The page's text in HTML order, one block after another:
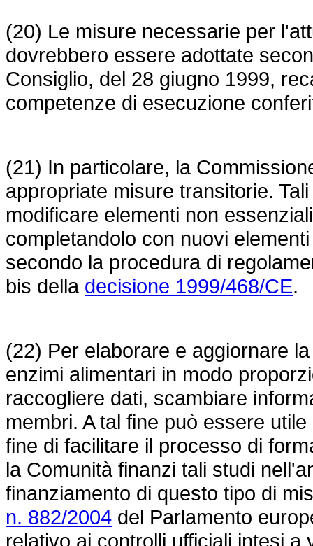
(20) Le misure necessarie per
dovrebbero essere adottate
Consiglio, del 28 giugno 1999,
competenze di esecuzione
(21) In particolare, la
appropriate misure transitorie.
modificare elementi non
completandolo con nuovi
secondo la procedura di
bis della decisione 1999/468/CE.
(22) Per elaborare e aggiornare
enzimi alimentari in modo
raccogliere dati, scambiare
membri. A tal fine può essere
fine di facilitare il processo di
la Comunità finanzi tali studi
finanziamento di questo tipo di
n. 882/2004 del Parlamento
relativo ai controlli ufficiali intesi